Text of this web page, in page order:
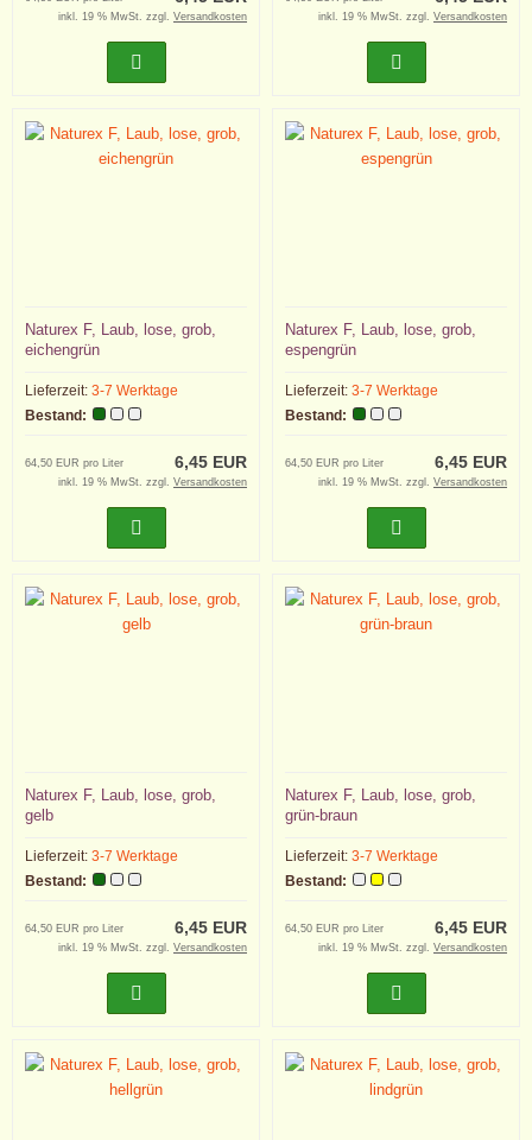
inkl. 19 % MwSt. zzgl. Versandkosten
inkl. 19 % MwSt. zzgl. Versandkosten
Naturex F, Laub, lose, grob,
eichengrün
Lieferzeit: 3-7 Werktage
Bestand:
6,45 EUR
64,50 EUR pro Liter
inkl. 19 % MwSt. zzgl. Versandkosten
Naturex F, Laub, lose, grob,
espengrün
Lieferzeit: 3-7 Werktage
Bestand:
6,45 EUR
64,50 EUR pro Liter
inkl. 19 % MwSt. zzgl. Versandkosten
Naturex F, Laub, lose, grob,
gelb
Lieferzeit: 3-7 Werktage
Bestand:
6,45 EUR
64,50 EUR pro Liter
inkl. 19 % MwSt. zzgl. Versandkosten
Naturex F, Laub, lose, grob,
grün-braun
Lieferzeit: 3-7 Werktage
Bestand:
6,45 EUR
64,50 EUR pro Liter
inkl. 19 % MwSt. zzgl. Versandkosten